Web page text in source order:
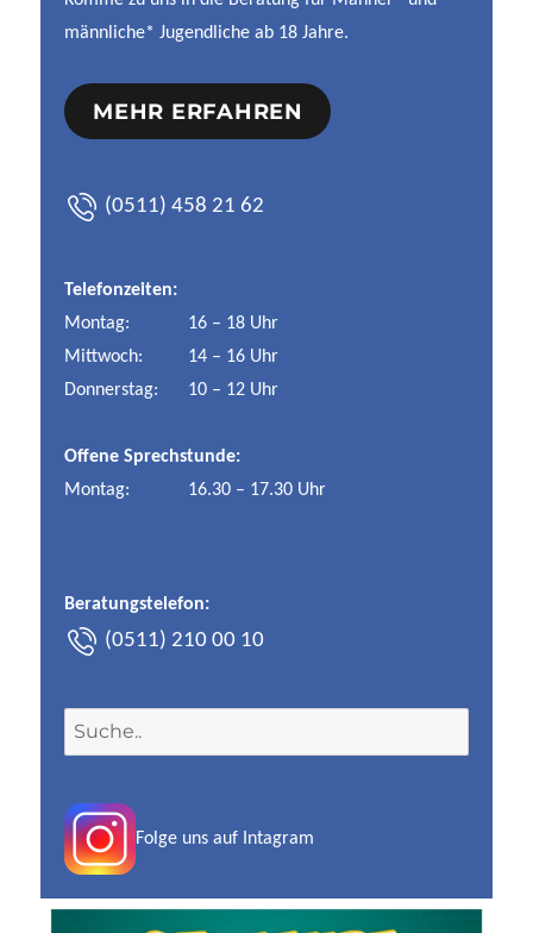
männliche* Jugendliche ab 18 Jahre.
MEHR ERFAHREN
(0511) 458 21 62
Telefonzeiten:
Montag:
16 – 18 Uhr
Mittwoch:
14 – 16 Uhr
Donnerstag:
10 – 12 Uhr
Offene Sprechstunde:
Montag:
16.30 – 17.30 Uhr
Beratungstelefon:
(0511) 210 00 10
u
h
e
Folge uns auf Intagram